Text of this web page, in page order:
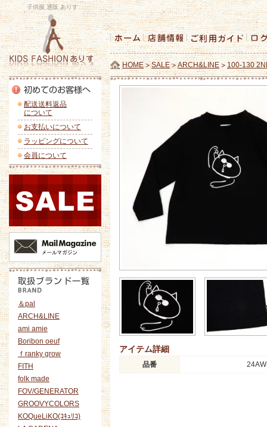
子供服 通販 ありす
HOME SALE ARCH&LINE 100-130
アイテム詳細
品番
配送送料返品
について
お支払いについて
ラッピングについて
会員について
＆pal
ARCH&LINE
ami amie
Boribon oeuf
ｆranky grow
FITH
folk made
FOV/GENERATOR
GROOVYCOLORS
KOQueLiKO(ｺｷｭﾘｺ)